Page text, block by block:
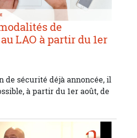
de
LAO à partir du 1er
de sécurité déjà annoncée, il
à partir du 1er août, de